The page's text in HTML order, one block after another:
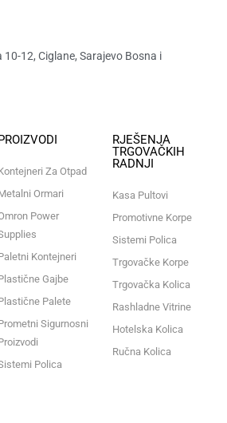
12, Ciglane, Sarajevo Bosna i
Za Otpad
Ormari
Power
Kontejneri
Gajbe
Palete
Sigurnosni
Polica
RJEŠENJA
TRGOVAČKIH
RADNJI
Kasa Pultovi
Promotivne Korpe
Sistemi Polica
Trgovačke Korpe
Trgovačka Kolica
Rashladne Vitrine
Hotelska Kolica
Ručna Kolica